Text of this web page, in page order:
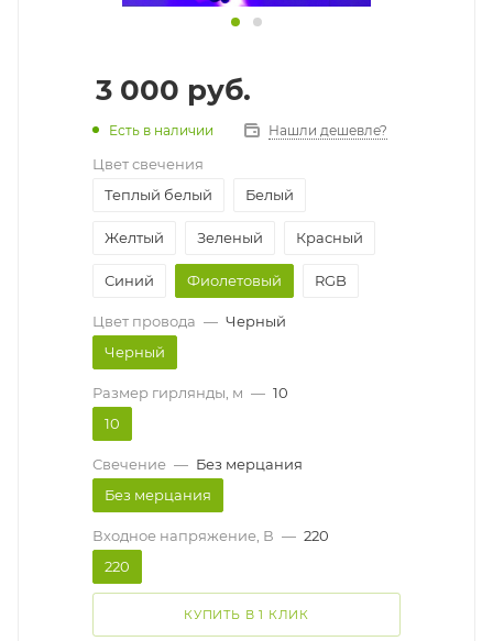
3 000 руб.
Есть в наличии Нашли дешевле?
Цвет свечения
Теплый белый
Белый
Желтый Зеленый Красный
Синий Фиолетовый RGB
Цвет провода — Черный
Черный
Размер гирлянды, м — 10
10
Свечение — Без мерцания
Без мерцания
Входное напряжение, В — 220
220
КУПИТЬ В 1 КЛИК